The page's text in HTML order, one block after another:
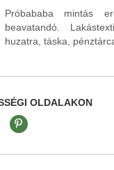
Próbababa mintás
beavatandó.
huzatra, táska,
OLDALAKON